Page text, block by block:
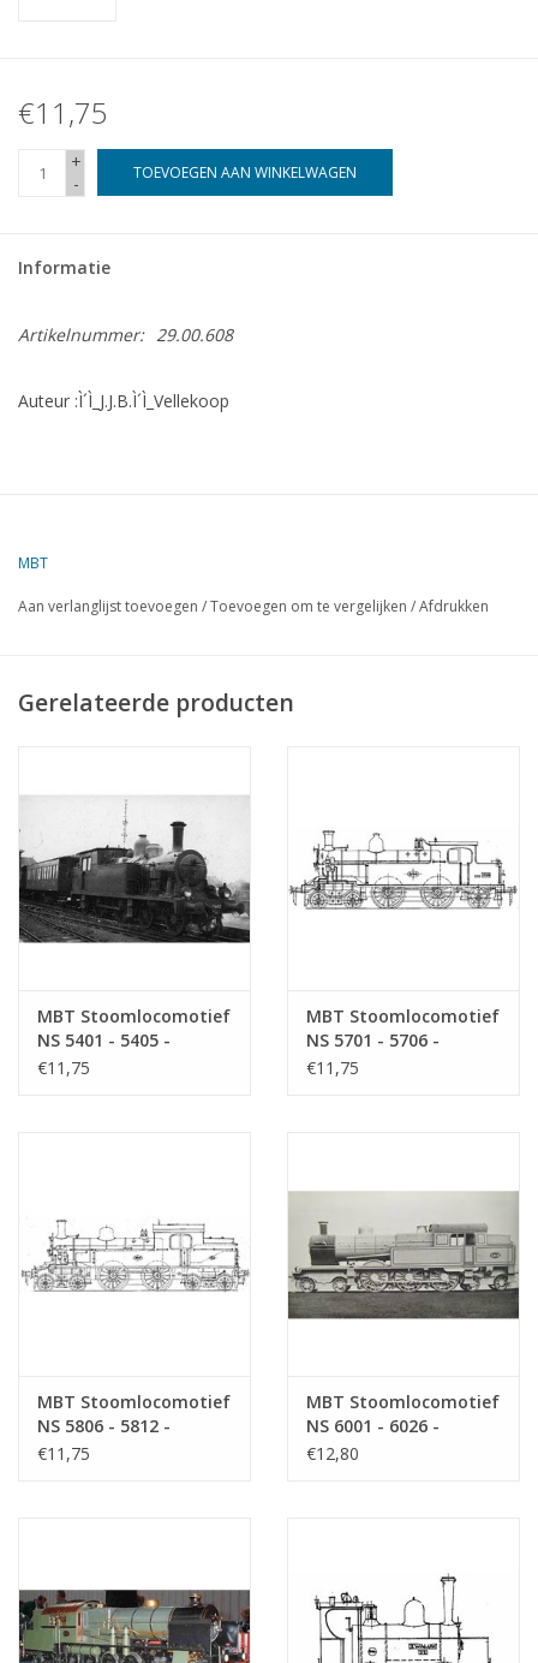
€11,75
+
-
TOEVOEGEN AAN WINKELWAGEN
Informatie
Artikelnummer: 29.00.608
Auteur :Ì´Ì_J.J.B.Ì´Ì_Vellekoop
MBT
Aan verlanglijst toevoegen /Toevoegen om te vergelijken /Afdrukken
Gerelateerde producten
MBT Stoomlocomotief
NS 5401 - 5405 -
Bouwtekening Schaal 1
€11,75
MBT Stoomlocomotief
NS 5701 - 5706 -
Bouwtekening Schaal 1
€11,75
MBT Stoomlocomotief
NS 5806 - 5812 -
Bouwtekening Schaal 1
€11,75
MBT Stoomlocomotief
NS 6001 - 6026 -
Bouwtekening Schaal 1
€12,80